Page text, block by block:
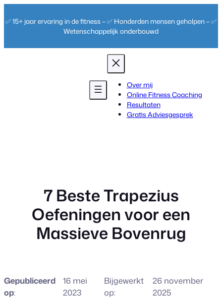
naar
✅ 15+ jaar ervaring in de fitness – ✅ Honderden mensen geholpen – ✅
Wetenschappelijk onderbouwd
Over mij
Online Fitness Coaching
Resultaten
Gratis Adviesgesprek
7 Beste Trapezius
Oefeningen voor een
Massieve Bovenrug
Gepubliceerd
op:
16 mei
2023
Bijgewerkt
op:
26 november
2025